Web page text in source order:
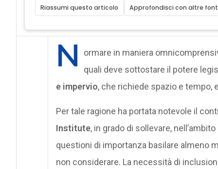
Riassumi questo articolo Approfondisci con altre
N
ormare in maniera
quali deve sottostare il potere
e impervio, che richiede spazio e tempo,
Per tale ragione ha portata notevole il
Institute, in grado di sollevare,
questioni di importanza basilare almeno
non considerare. La necessità di